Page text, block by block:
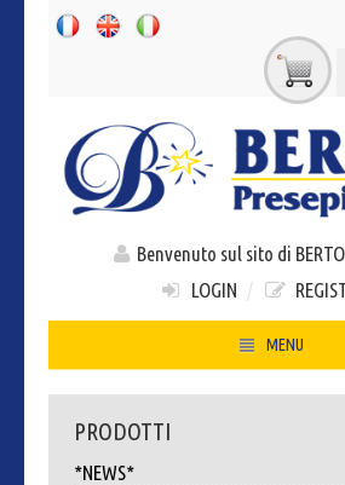
Benvenuto sul sito di
LOGIN /
MENU
HOME
PRODOTTI
*NEWS*